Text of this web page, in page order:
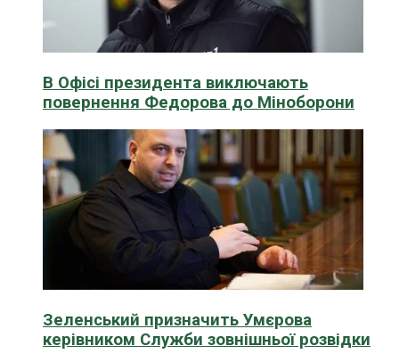
В Офісі президента виключають
повернення Федорова до Міноборони
Зеленський призначить Умєрова
керівником Служби зовнішньої розвідки